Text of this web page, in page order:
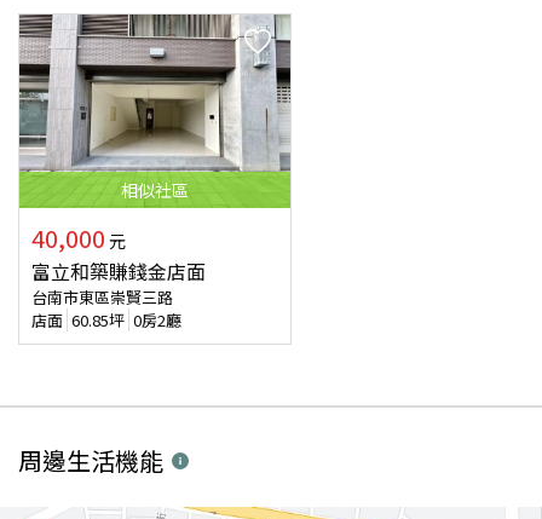
相似社區
40,000 元
富立和築賺錢金店面
台南市東區崇賢三路
店面 60.85坪 0房2廳
周邊生活機能